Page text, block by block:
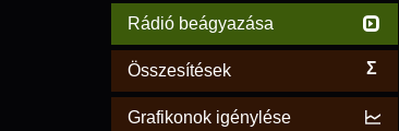
Rádió beágyazása
Összesítések Σ
Grafikonok igénylése